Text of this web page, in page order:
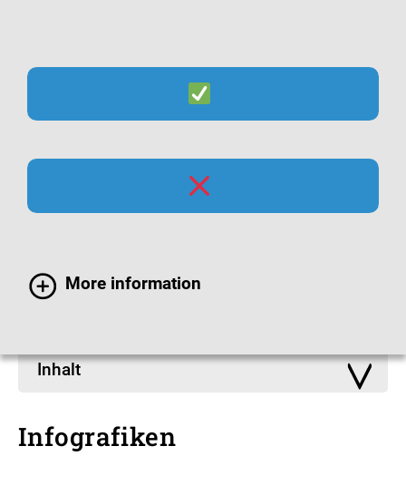
More information
Infomaterialien zur
Hygiene
Inhalt
Infografiken